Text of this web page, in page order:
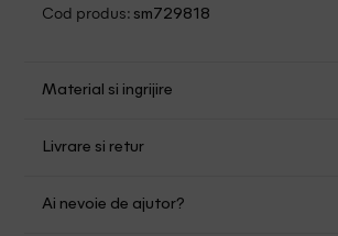
Cod produs: sm729818
Material si ingrijire
Nu folositi inalbitor
Nu uscati in uscator
Livrare si retur
mare de 149.00 lei.
Ai nevoie de ajutor?